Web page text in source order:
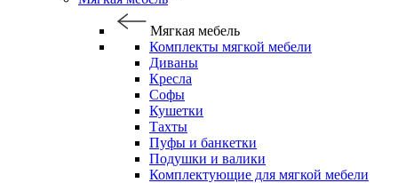
Мягкая мебель
Комплекты мягкой мебели
Диваны
Кресла
Софы
Кушетки
Тахты
Пуфы и банкетки
Подушки и валики
Комплектующие для мягкой мебели